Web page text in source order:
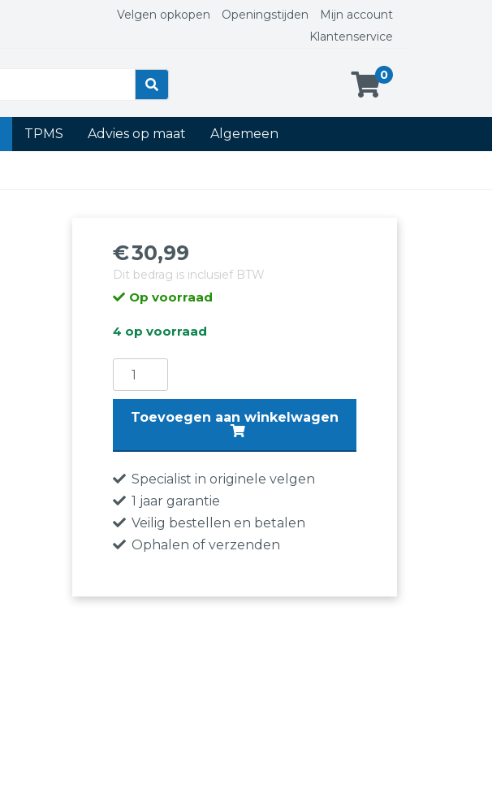
Velgen opkopen Openingstijden
Mijn account
Klantenservice
0
TPMS Advies op maat Algemeen
€30,99
Dit bedrag is inclusief BTW
Op voorraad
4 op voorraad
Wielbouten
|
Audi
-
A4
-
A5
-
Toevoegen aan winkelwagen
Specialist in originele velgen
1 jaar garantie
Veilig bestellen en betalen
Ophalen of verzenden